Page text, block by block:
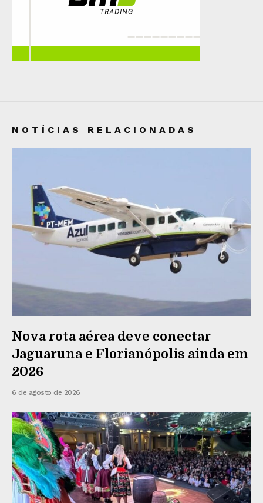
NOTÍCIAS RELACIONADAS
Nova rota aérea deve conectar
Jaguaruna e Florianópolis ainda em
2026
6 de agosto de 2026